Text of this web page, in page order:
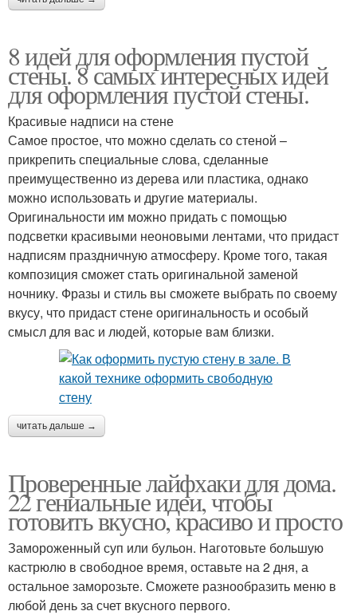
8 идей для оформления пустой
стены. 8 самых интересных идей
для оформления пустой стены.
Красивые надписи на стене
Самое простое, что можно сделать со стеной –
прикрепить специальные слова, сделанные
преимущественно из дерева или пластика, однако
можно использовать и другие материалы.
Оригинальности им можно придать с помощью
подсветки красивыми неоновыми лентами, что придаст
надписям праздничную атмосферу. Кроме того, такая
композиция сможет стать оригинальной заменой
ночнику. Фразы и стиль вы сможете выбрать по своему
вкусу, что придаст стене оригинальность и особый
смысл для вас и людей, которые вам близки.
читать дальше →
Проверенные лайфхаки для дома.
22 гениальные идеи, чтобы
готовить вкусно, красиво и просто
Замороженный суп или бульон. Наготовьте большую
кастрюлю в свободное время, оставьте на 2 дня, а
остальное заморозьте. Сможете разнообразить меню в
любой день за счет вкусного первого.